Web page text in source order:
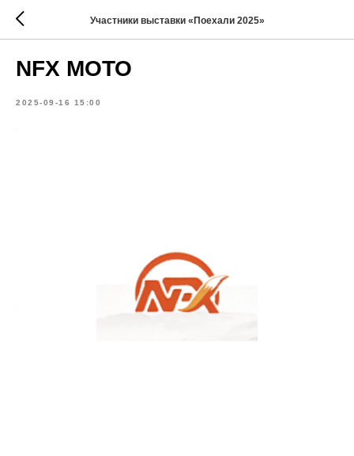
Участники выставки «Поехали 2025»
NFX MOTO
2025-09-16 15:00